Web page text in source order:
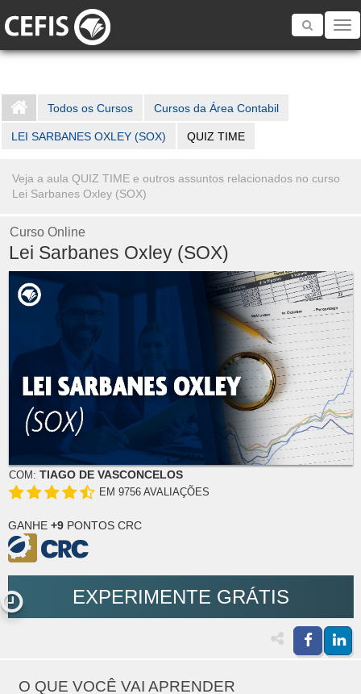
Toggle
Todos os Cursos Cursos da Área Contabil
LEI SARBANES OXLEY (SOX) QUIZ TIME
Veja a aula QUIZ TIME e outros assuntos relacionados no curso
Lei Sarbanes Oxley (SOX)
Curso Online
Lei Sarbanes Oxley (SOX)
COM: TIAGO DE VASCONCELOS
EM 9756 AVALIAÇÕES
GANHE +9 PONTOS CRC
EXPERIMENTE GRÁTIS
O QUE VOCÊ VAI APRENDER